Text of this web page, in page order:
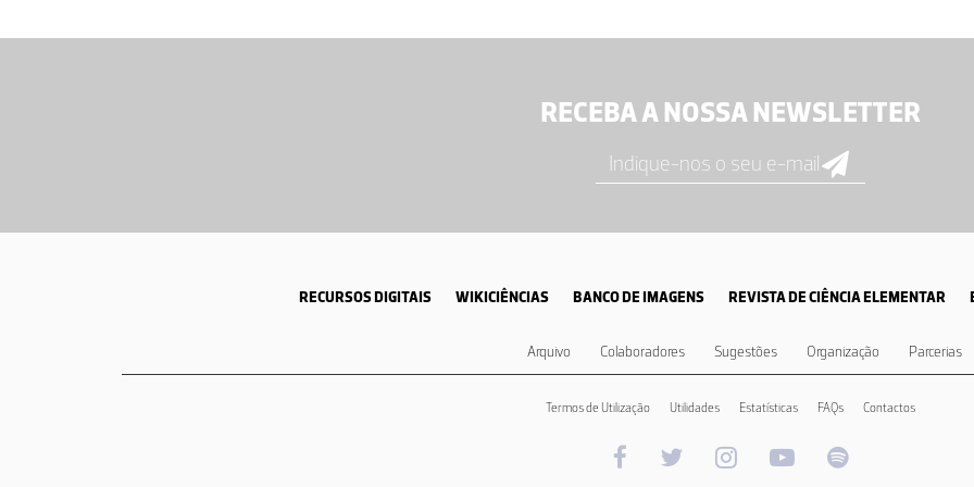
RECEBA A NOSSA NEWSLETTER
RECURSOS DIGITAIS WIKICIÊNCIAS BANCO DE IMAGENS REVISTA DE CIÊNCIA ELEMENTAR
Arquivo Colaboradores Sugestões Organização Parcerias
Termos de Utilização Utilidades Estatísticas FAQs Contactos